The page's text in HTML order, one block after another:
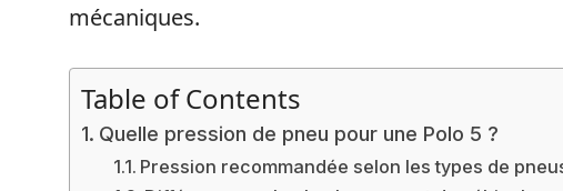
mécaniques.
Table of Contents
Quelle pression de pneu pour une Polo 5 ?
Pression recommandée selon les types de